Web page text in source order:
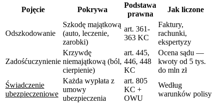
Pojęcie Pokrywa
Podstawa
prawna
Jak liczone
Odszkodowanie
Szkodę majątkową
(auto, leczenie,
zarobki)
art. 361-
363 KC
Faktury,
rachunki,
ekspertyzy
Zadośćuczynienie
Krzywdę
niemajątkową (ból,
cierpienie)
art. 445,
446, 448
KC
Ocena sądu —
kwoty od 5 tys.
do mln zł
Świadczenie
ubezpieczeniowe
Każda wypłata z
umowy
ubezpieczenia
art. 805
KC +
OWU
Według
warunków polisy